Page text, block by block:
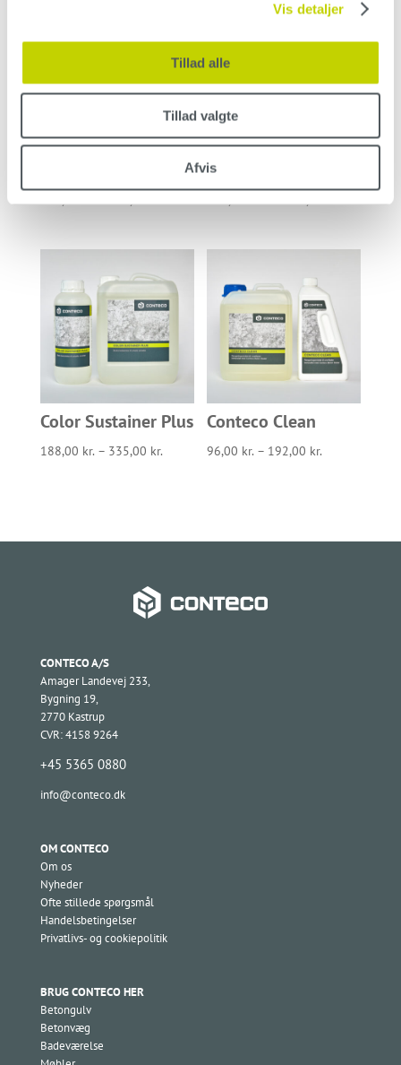
Vis detaljer
Tillad alle
Tillad valgte
AfvisMix & Primer
Color Sustainer Plus
188,00 kr. – 335,00 kr.
Conteco Clean
96,00 kr. – 192,00 kr.
CONTECO A/S
Amager Landevej 233,
Bygning 19,
2770 Kastrup
CVR: 4158 9264
+45 5365 0880
info@conteco.dk
OM CONTECO
Om os
Nyheder
Ofte stillede spørgsmål
Handelsbetingelser
Privatlivs- og cookiepolitik
BRUG CONTECO HER
Betongulv
Betonvæg
Badeværelse